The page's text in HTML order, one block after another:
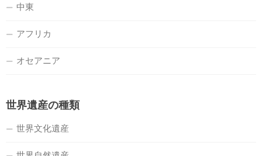
中東
アフリカ
オセアニア
世界遺産の種類
世界文化遺産